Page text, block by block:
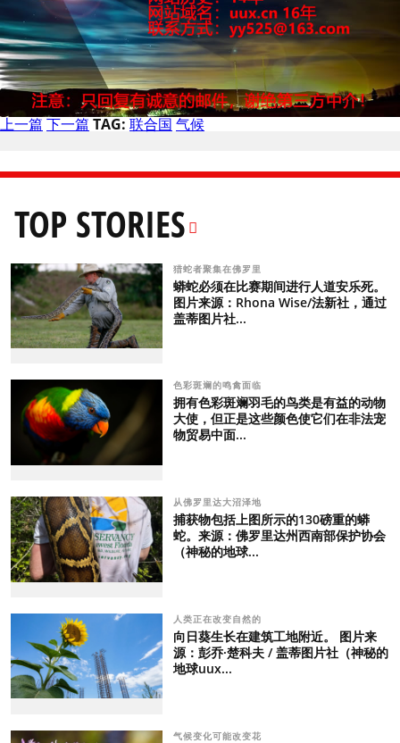
上一篇下一篇TAG:联合国气候
TOP STORIES
猎蛇者聚集在佛罗里
蟒蛇必须在比赛期间进行人道安乐死。
图片来源：Rhona Wise/法新社，通过
盖蒂图片社...
色彩斑斓的鸣禽面临
拥有色彩斑斓羽毛的鸟类是有益的动物
大使，但正是这些颜色使它们在非法宠
物贸易中面...
从佛罗里达大沼泽地
捕获物包括上图所示的130磅重的蟒
蛇。来源：佛罗里达州西南部保护协会
（神秘的地球...
人类正在改变自然的
向日葵生长在建筑工地附近。 图片来
源：彭乔·楚科夫 / 盖蒂图片社（神秘的
地球uux...
气候变化可能改变花